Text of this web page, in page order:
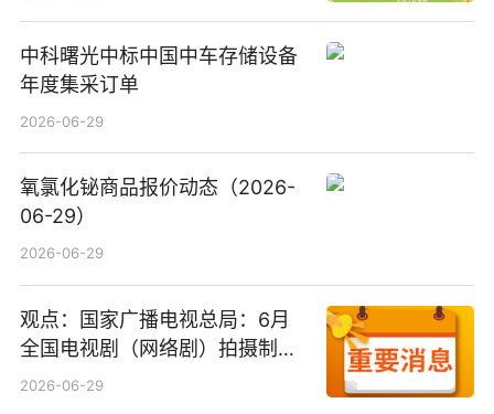
中科曙光中标中国中车存储设备
年度集采订单
2026-06-29
氧氯化铋商品报价动态（2026-
06-29）
2026-06-29
观点：国家广播电视总局：6月
全国电视剧（网络剧）拍摄制作
备案公示剧目197部
2026-06-29